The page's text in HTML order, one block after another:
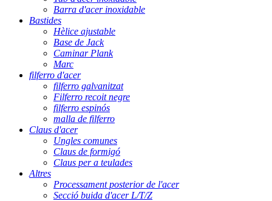
Barra d'acer inoxidable
Bastides
Hèlice ajustable
Base de Jack
Caminar Plank
Marc
filferro d'acer
filferro galvanitzat
Filferro recoit negre
filferro espinós
malla de filferro
Claus d'acer
Ungles comunes
Claus de formigó
Claus per a teulades
Altres
Processament posterior de l'acer
Secció buida d'acer L/T/Z